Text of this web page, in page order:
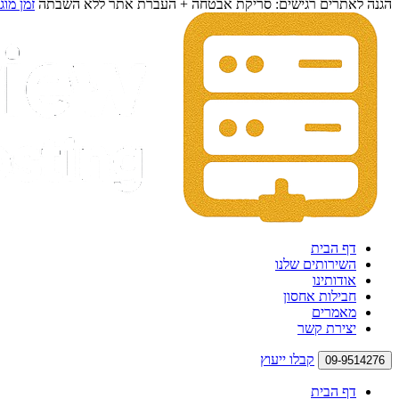
הגנה לאתרים רגישים: סריקת אבטחה + העברת אתר ללא השבתה זמן
דף הבית
השירותים שלנו
אודותינו
חבילות אחסון
מאמרים
יצירת קשר
09-9514276 קבלו ייעוץ
דף הבית